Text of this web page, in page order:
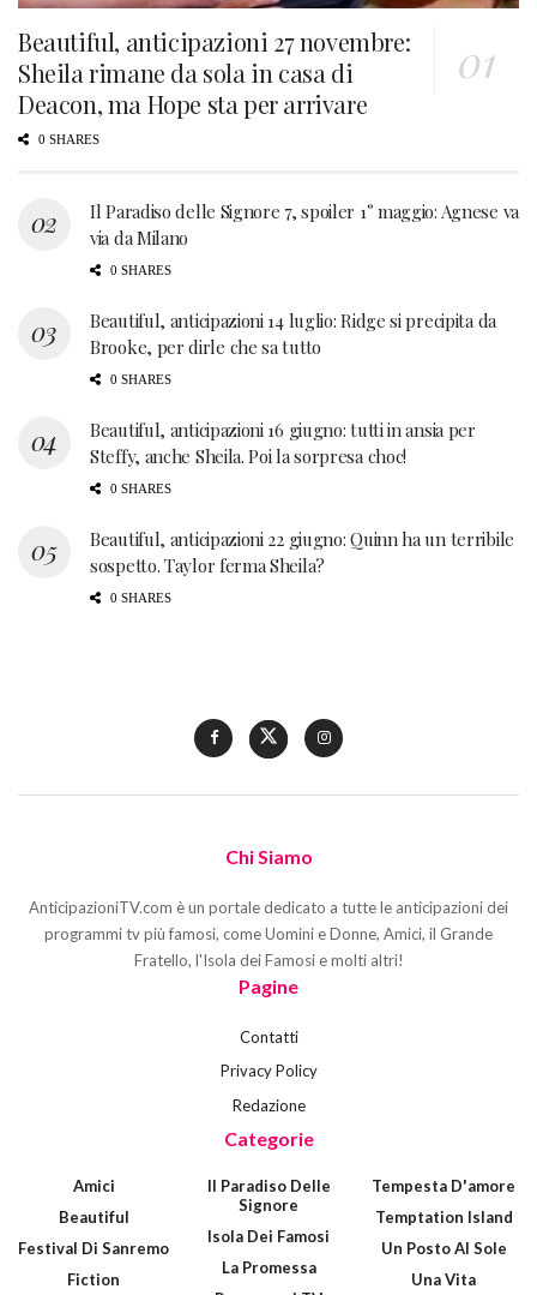
Beautiful, anticipazioni 27 novembre:
Sheila rimane da sola in casa di
Deacon, ma Hope sta per arrivare
0 SHARES
Il Paradiso delle Signore 7, spoiler 1° maggio: Agnese va
via da Milano
0 SHARES
Beautiful, anticipazioni 14 luglio: Ridge si precipita da
Brooke, per dirle che sa tutto
0 SHARES
Beautiful, anticipazioni 16 giugno: tutti in ansia per
Steffy, anche Sheila. Poi la sorpresa choc!
0 SHARES
Beautiful, anticipazioni 22 giugno: Quinn ha un terribile
sospetto. Taylor ferma Sheila?
0 SHARES
Chi Siamo
AnticipazioniTV.com è un portale dedicato a tutte le anticipazioni dei
programmi tv più famosi, come Uomini e Donne, Amici, il Grande
Fratello, l'Isola dei Famosi e molti altri!
Pagine
Contatti
Privacy Policy
Redazione
Categorie
Amici
Beautiful
Festival Di Sanremo
Fiction
Il Paradiso Delle
Signore
Isola Dei Famosi
La Promessa
Tempesta D'amore
Temptation Island
Un Posto Al Sole
Una Vita